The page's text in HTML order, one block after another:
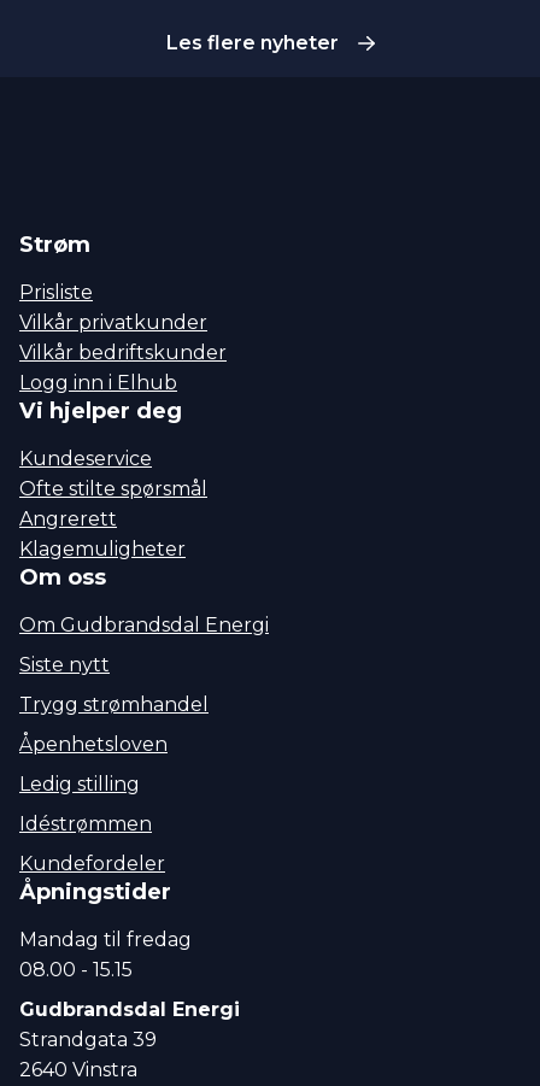
Les flere nyheter
Strøm
Prisliste
Vilkår privatkunder
Vilkår bedriftskunder
Logg inn i Elhub
Vi hjelper deg
Kundeservice
Ofte stilte spørsmål
Angrerett
Klagemuligheter
Om oss
Om Gudbrandsdal Energi
Siste nytt
Trygg strømhandel
Åpenhetsloven
Ledig stilling
Idéstrømmen
Kundefordeler
Åpningstider
Mandag til fredag
08.00 - 15.15
Gudbrandsdal Energi
Strandgata 39
2640 Vinstra